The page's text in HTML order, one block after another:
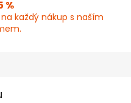
%
každý nákup s naším